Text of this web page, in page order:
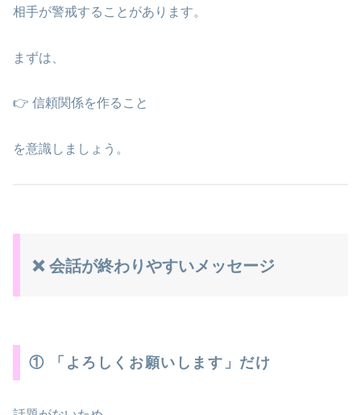
相手が警戒することがあります。
まずは、
👉 信頼関係を作ること
を意識しましょう。
❌ 会話が終わりやすいメッセージ
① 「よろしくお願いします」だけ